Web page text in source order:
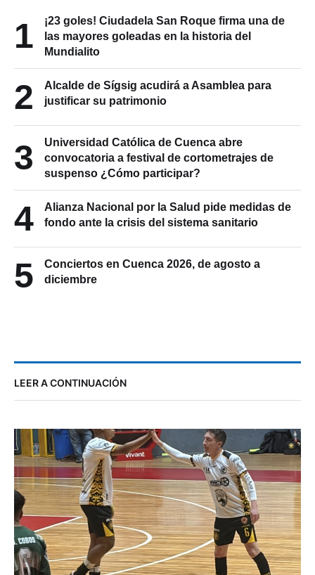
1
las mayores goleadas en la historia del
Mundialito
2
Alcalde de Sígsig acudirá a Asamblea para
justificar su patrimonio
3
Universidad Católica de Cuenca abre
convocatoria a festival de cortometrajes de
suspenso ¿Cómo participar?
4
Alianza Nacional por la Salud pide medidas de
fondo ante la crisis del sistema sanitario
5
Conciertos en Cuenca 2026, de agosto a
diciembre
LEER A CONTINUACIÓN